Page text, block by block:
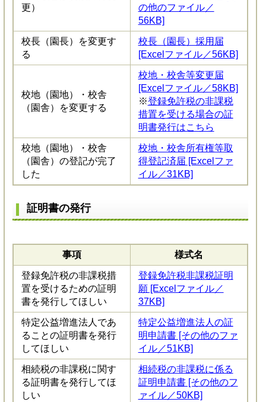
更）
の他のファイル／
56KB]
校長（園長）を変更す
る
校長（園長）採用届
[Excelファイル／56KB]
校地（園地）・校舎
（園舎）を変更する
校地・校舎等変更届
[Excelファイル／58KB]
※登録免許税の非課税
措置を受ける場合の証
明書発行はこちら
校地（園地）・校舎
（園舎）の登記が完了
した
校地・校舎所有権等取
得登記済届 [Excelファ
イル／31KB]
証明書の発行
事項 様式名
登録免許税の非課税措
置を受けるための証明
書を発行してほしい
登録免許税非課税証明
願 [Excelファイル／
37KB]
特定公益増進法人であ
ることの証明書を発行
してほしい
特定公益増進法人の証
明申請書 [その他のファ
イル／51KB]
相続税の非課税に関す
る証明書を発行してほ
しい
相続税の非課税に係る
証明申請書 [その他のフ
ァイル／50KB]